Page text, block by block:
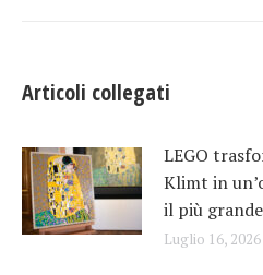
Articoli collegati
LEGO
Klimt in
il più
Luglio 16, 2026